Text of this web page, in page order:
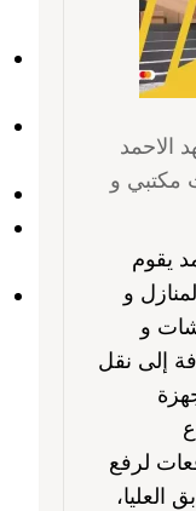
اثاث مكتبي و
يقوم
و
و
إلى نقل
لرفع
العليا،